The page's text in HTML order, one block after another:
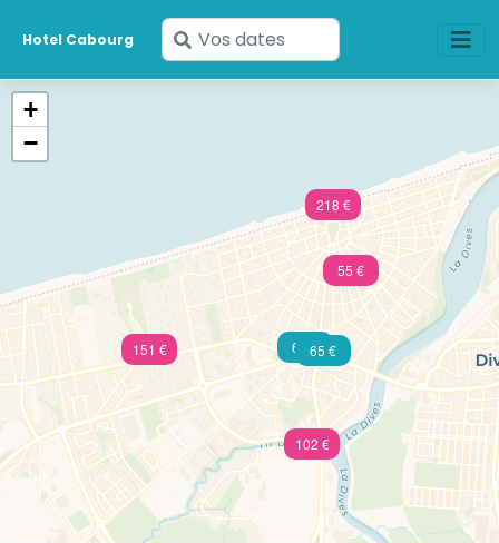
Hotel Cabourg
Saisissez
vos
218 €
102 €
55 €
151 € 65 €
60 €
+
−